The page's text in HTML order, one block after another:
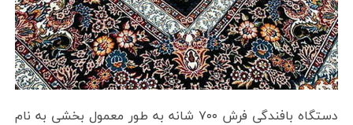
دستگاه بافندگی فرش ۷۰۰ شانه به طور معمول بخشی به نام